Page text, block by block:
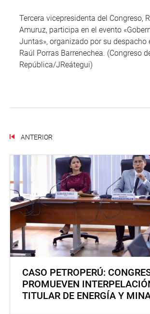
Tercera vicepresidenta del Congreso,
Amuruz, participa en el evento
Juntas», organizado por su despacho
Raúl Porras Barrenechea. (Congreso
República/JReátegui)
ANTERIOR
CASO PETROPERÚ:
PROMUEVEN
TITULAR DE ENERGÍA Y